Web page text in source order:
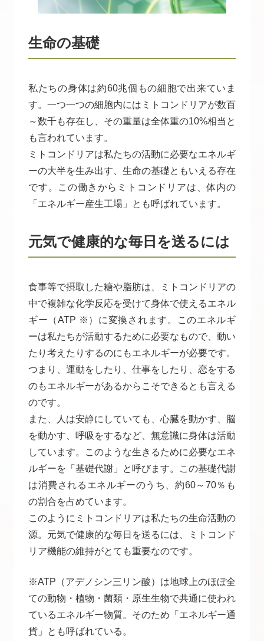
生命の基礎
私たちの身体は約60兆個もの細胞で出来ていま
す。一つ一つの細胞内にはミトコンドリアが数百
～数千も存在し、その重量は全体重の10%相当と
も言われています。
ミトコンドリアは私たちの活動に必要なエネルギ
ーの大半を生み出す、生命の基礎ともいえる存在
です。この働きからミトコンドリアは、体内の
「エネルギー産生工場」とも呼ばれています。
元気で健康的な毎日を送るには
食事等で摂取した糖や脂肪は、ミトコンドリアの
中で複雑な化学反応を受けて身体で使えるエネル
ギー（ATP ※）に変換されます。このエネルギ
ーは私たちが活動するために必要なもので、動い
たり考えたりするのにもエネルギーが必要です。
つまり、運動をしたり、仕事をしたり、恋をする
のもエネルギーがあるからこそできるとも言える
のです。
また、人は安静にしていても、心臓を動かす、脳
を動かす、呼吸をするなど、無意識に身体は活動
しています。このような生きるために必要なエネ
ルギーを「基礎代謝」と呼びます。この基礎代謝
は消費されるエネルギーのうち、約60～70％も
の割合を占めています。
このようにミトコンドリアは私たちの生命活動の
源。元気で健康的な毎日を送るには、ミトコンド
リア機能の維持がとても重要なのです。
※ATP（アデノシン三リン酸）は地球上のほぼ全
ての動物・植物・菌類・原生生物で共通に使われ
ているエネルギー物質。そのため「エネルギー通
貨」とも呼ばれている。